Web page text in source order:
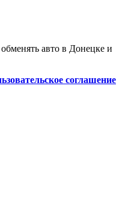
авто в Донецке и
соглашение